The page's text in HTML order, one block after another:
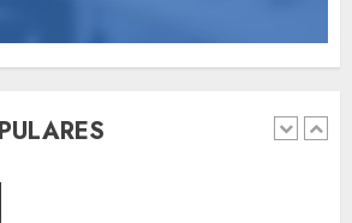
Searching for the
forgotten heroes of World
MAYO 14, 2024